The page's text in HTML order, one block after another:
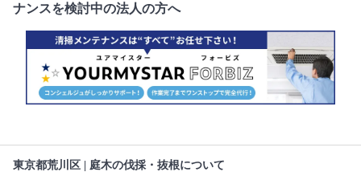
ナンスを検討中の法人の方へ
東京都荒川区 | 庭木の伐採・抜根について